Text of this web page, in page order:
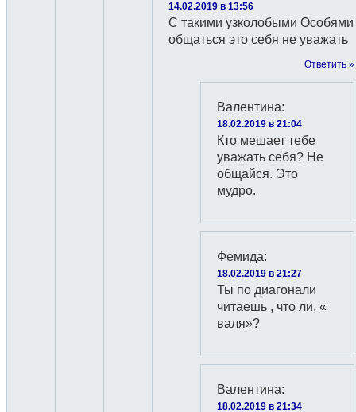
14.02.2019 в 13:56
С такими узколобыми Особями
общаться это себя не уважать
Ответить »
Валентина:
18.02.2019 в 21:04
Кто мешает тебе
уважать себя? Не
общайся. Это
мудро.
Фемида:
18.02.2019 в 21:27
Ты по диагонали
читаешь , что ли, «
валя»?
Валентина:
18.02.2019 в 21:34